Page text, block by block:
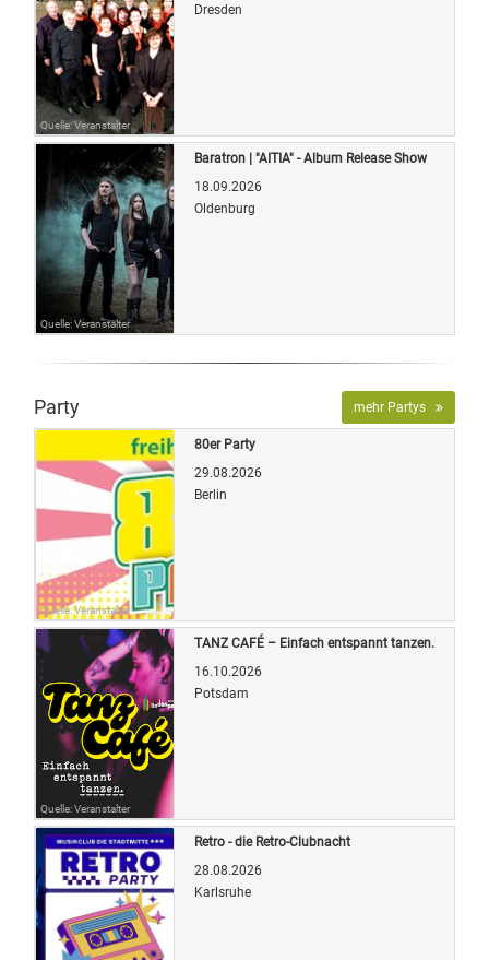
Quelle: Veranstalter
Dresden
Quelle: Veranstalter
Baratron | "AITIA" - Album Release Show
18.09.2026
Oldenburg
Party mehr Partys
Quelle: Veranstalter
80er Party
29.08.2026
Berlin
Quelle: Veranstalter
TANZ CAFÉ – Einfach entspannt tanzen.
16.10.2026
Potsdam
Retro - die Retro-Clubnacht
28.08.2026
Karlsruhe